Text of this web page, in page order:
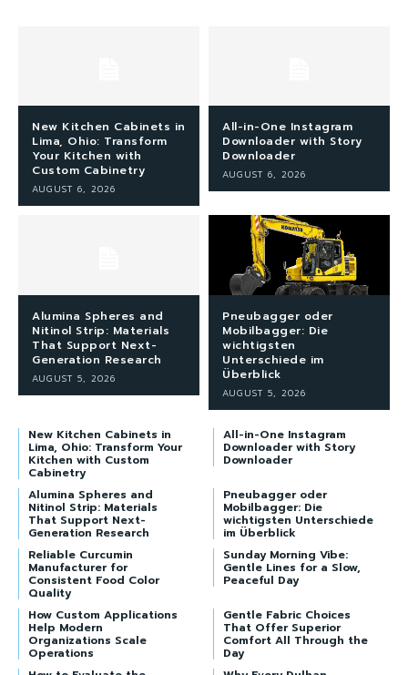
New Kitchen Cabinets in
Lima, Ohio: Transform
Your Kitchen with
Custom Cabinetry
AUGUST 6, 2026
All-in-One Instagram
Downloader with Story
Downloader
AUGUST 6, 2026
Alumina Spheres and
Nitinol Strip: Materials
That Support Next-
Generation Research
AUGUST 5, 2026
Pneubagger oder
Mobilbagger: Die
wichtigsten
Unterschiede im
Überblick
AUGUST 5, 2026
New Kitchen Cabinets in
Lima, Ohio: Transform Your
Kitchen with Custom
Cabinetry
All-in-One Instagram
Downloader with Story
Downloader
Alumina Spheres and
Nitinol Strip: Materials
That Support Next-
Generation Research
Pneubagger oder
Mobilbagger: Die
wichtigsten Unterschiede
im Überblick
Reliable Curcumin
Manufacturer for
Consistent Food Color
Quality
Sunday Morning Vibe:
Gentle Lines for a Slow,
Peaceful Day
How Custom Applications
Help Modern
Organizations Scale
Operations
Gentle Fabric Choices
That Offer Superior
Comfort All Through the
Day